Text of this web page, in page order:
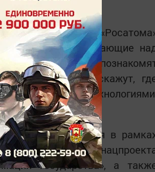
ученые
работающие
науки и расскажут,
с квантовыми
цифры» проводится в
трансформации»
государства», а